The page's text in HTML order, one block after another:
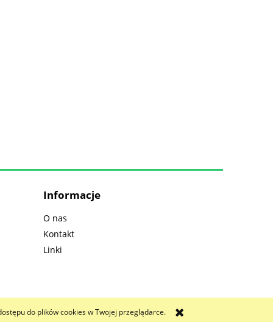
do plików cookies w Twojej przeglądarce.
Informacje
O nas
Kontakt
Linki